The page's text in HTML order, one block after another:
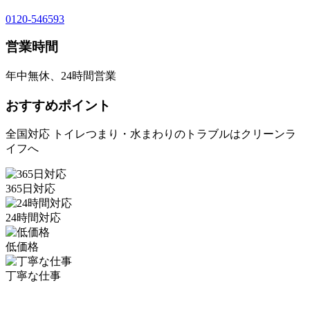
0120-546593
営業時間
年中無休、24時間営業
おすすめポイント
全国対応 トイレつまり・水まわりのトラブルはクリーンラ
イフへ
365日対応
24時間対応
低価格
丁寧な仕事